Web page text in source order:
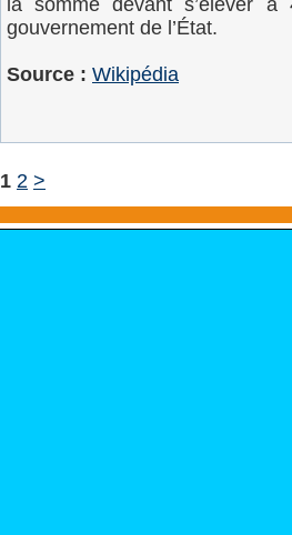
la somme devant s’élever
gouvernement de l’État.
Source : Wikipédia
1 2 >